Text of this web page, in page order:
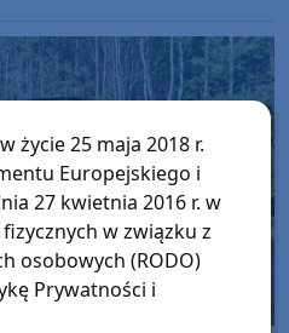
życie 25 maja 2018 r.
Europejskiego i
27 kwietnia 2016 r. w
w związku z
osobowych (RODO)
Prywatności i